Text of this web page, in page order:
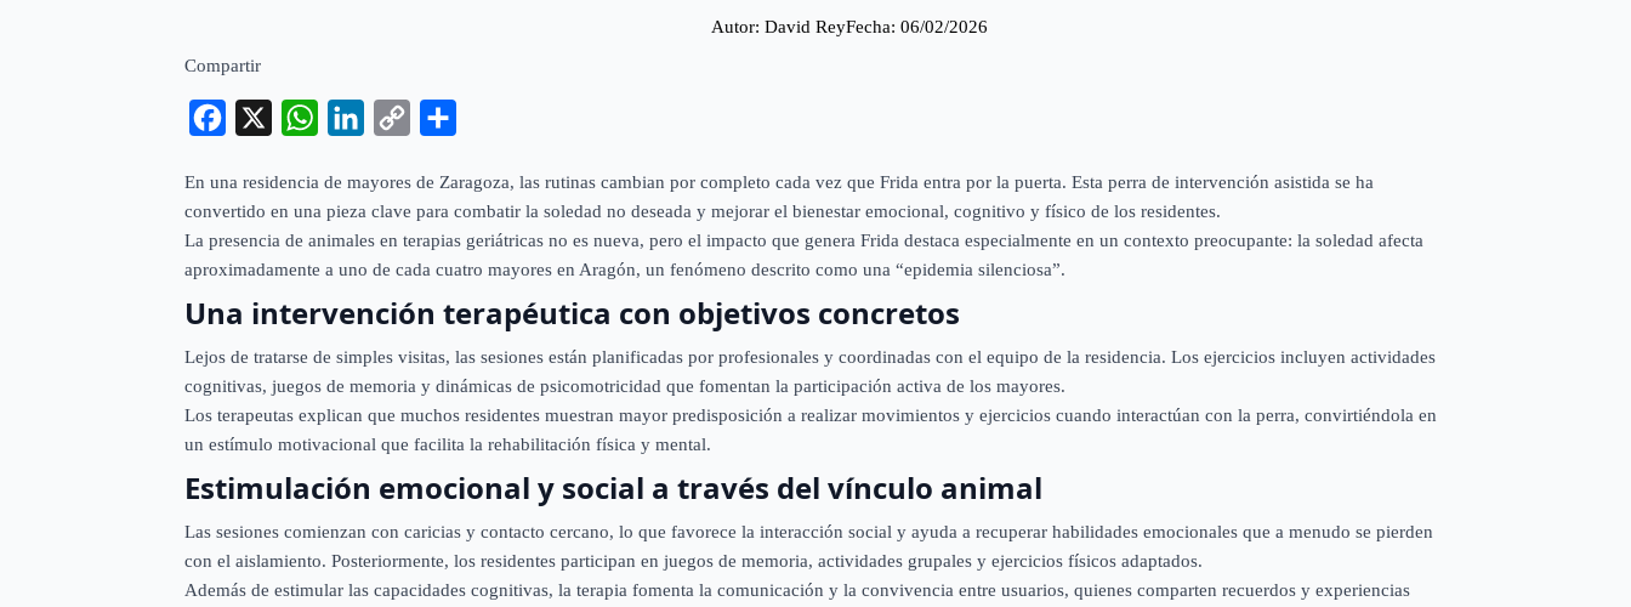
Autor: David ReyFecha: 06/02/2026
Compartir
Facebook WhatsAppLinkedInCopy
En una residencia de mayores de Zaragoza, las rutinas cambian por completo cada vez que Frida entra por la puerta. Esta perra de intervención asistida se ha
convertido en una pieza clave para combatir la soledad no deseada y mejorar el bienestar emocional, cognitivo y físico de los residentes.
La presencia de animales en terapias geriátricas no es nueva, pero el impacto que genera Frida destaca especialmente en un contexto preocupante: la soledad afecta
aproximadamente a uno de cada cuatro mayores en Aragón, un fenómeno descrito como una “epidemia silenciosa”.
Una intervención terapéutica con objetivos concretos
Lejos de tratarse de simples visitas, las sesiones están planificadas por profesionales y coordinadas con el equipo de la residencia. Los ejercicios incluyen actividades
cognitivas, juegos de memoria y dinámicas de psicomotricidad que fomentan la participación activa de los mayores.
Los terapeutas explican que muchos residentes muestran mayor predisposición a realizar movimientos y ejercicios cuando interactúan con la perra, convirtiéndola en
un estímulo motivacional que facilita la rehabilitación física y mental.
Estimulación emocional y social a través del vínculo animal
Las sesiones comienzan con caricias y contacto cercano, lo que favorece la interacción social y ayuda a recuperar habilidades emocionales que a menudo se pierden
con el aislamiento. Posteriormente, los residentes participan en juegos de memoria, actividades grupales y ejercicios físicos adaptados.
Además de estimular las capacidades cognitivas, la terapia fomenta la comunicación y la convivencia entre usuarios, quienes comparten recuerdos y experiencias